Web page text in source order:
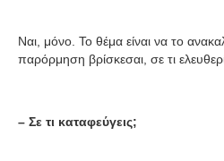
Ναι, μόνο. Το θέμα είναι να το
παρόρμηση βρίσκεσαι, σε τι
– Σε τι καταφεύγεις;